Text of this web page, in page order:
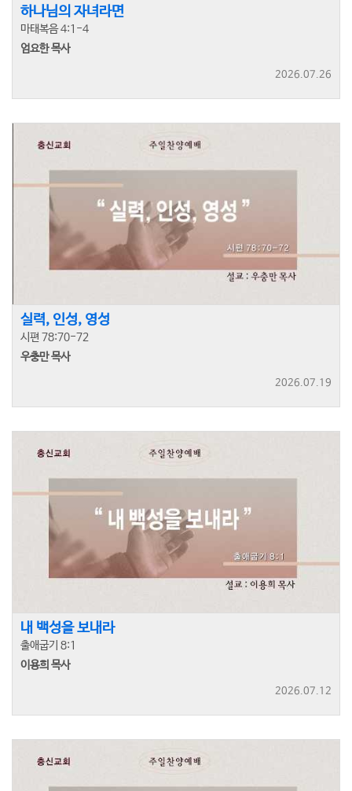
하나님의 자녀라면
마태복음 4:1-4
엄요한 목사
2026.07.26
실력, 인성, 영성
시편 78:70-72
우충만 목사
2026.07.19
내 백성을 보내라
출애굽기 8:1
이용희 목사
2026.07.12